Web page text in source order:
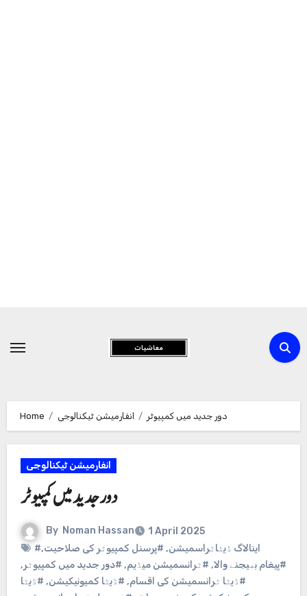
Content
Home انفارمیشن ٹیکنالوجی دور جدید میں کمپیوٹر
انفارمیشن ٹیکنالوجی
دور جدید میں کمپیوٹر
By Noman Hassan
1 April 2025
#اینالاگ ڈیٹاٹراسمیشن, #پرسنل کمپیوٹر کی صلاحیت,
#پیغام بھیجنے والا, #ٹرانسمیشن میڈیم, #دور جدید میں کمپیوٹر,
#ڈیٹا ٹرانسمیشن کی اقسام, #ڈیٹا کمیونیکیشن, #ڈیٹا